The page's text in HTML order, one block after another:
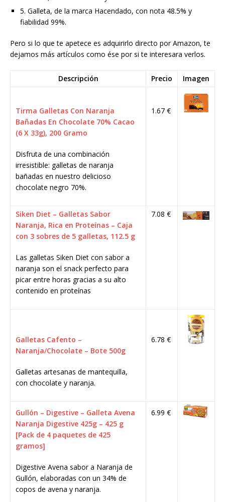
5. Galleta, de la marca Hacendado, con nota 48.5% y
fiabilidad 99%.
Pero si lo que te apetece es adquirirlo directo por Amazon, te
dejamos más artículos como ése por si te interesara verlos.
Descripción Precio Imagen
Tirma Galletas Con Naranja
Bañadas En Chocolate 70% Cacao
(6 X 33g), 200 Gramo
Disfruta de una combinación
irresistible: galletas de naranja
bañadas en nuestro delicioso
chocolate negro 70%.
1.67 €
Siken Diet – Galletas Sabor
Naranja, Rica en Proteínas – Caja
con 3 sobres de 5 galletas, 112.5 g
Las galletas Siken Diet con sabor a
naranja son el snack perfecto para
picar entre horas gracias a su alto
contenido en proteínas
7.08 €
Galletas Cafento –
Naranja/Chocolate – Bote 500g
Galletas artesanas de mantequilla,
con chocolate y naranja.
6.78 €
Gullón – Digestive – Galleta Avena
Naranja Digestive 425g – 425 g
[Pack de 4 paquetes de 425
gramos]
Digestive Avena sabor a Naranja de
Gullón, elaboradas con un 34% de
copos de avena y naranja.
6.99 €